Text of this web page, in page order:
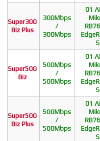
Super300
Biz Plus
300Mbps
/
300Mbps
01
Super500
Biz
500Mbps
/
500Mbps
01
Super500
Biz Plus
500Mbps
/
500Mbps
01